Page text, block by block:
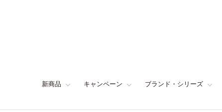
新商品 キャンペーン ブランド・シリーズ